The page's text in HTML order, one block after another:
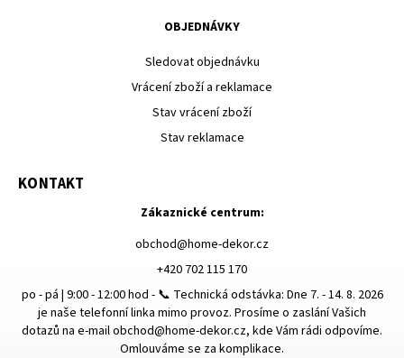
OBJEDNÁVKY
Sledovat objednávku
Vrácení zboží a reklamace
Stav vrácení zboží
Stav reklamace
KONTAKT
Zákaznické centrum:
obchod@home-dekor.cz
+420 702 115 170
po - pá | 9:00 - 12:00 hod - 📞 Technická odstávka: Dne 7. - 14. 8. 2026
je naše telefonní linka mimo provoz. Prosíme o zaslání Vašich
dotazů na e-mail obchod@home-dekor.cz, kde Vám rádi odpovíme.
Omlouváme se za komplikace.